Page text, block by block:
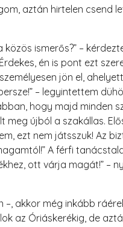
aztán hirtelen
ismerős?” –
én is pont ezt
jön el,
– legyintettem
hogy majd minden
meg újból a szakállas.
ezt nem játsszuk! Az
A férfi
ott várja magát!” –
akkor még inkább
az Óriáskerékig, de